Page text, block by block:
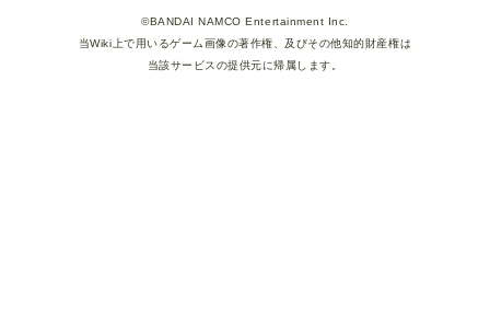
©BANDAI NAMCO Entertainment Inc.
当Wiki上で用いるゲーム画像の著作権、及びその他知的財産権は
当該サービスの提供元に帰属します。